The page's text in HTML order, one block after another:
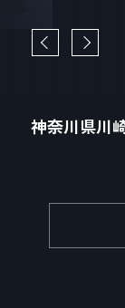
神奈川県川